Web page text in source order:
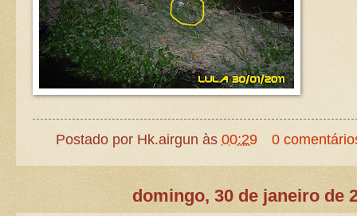
Postado por Hk.airgun às00:29 0
domingo, 30 de janeiro de